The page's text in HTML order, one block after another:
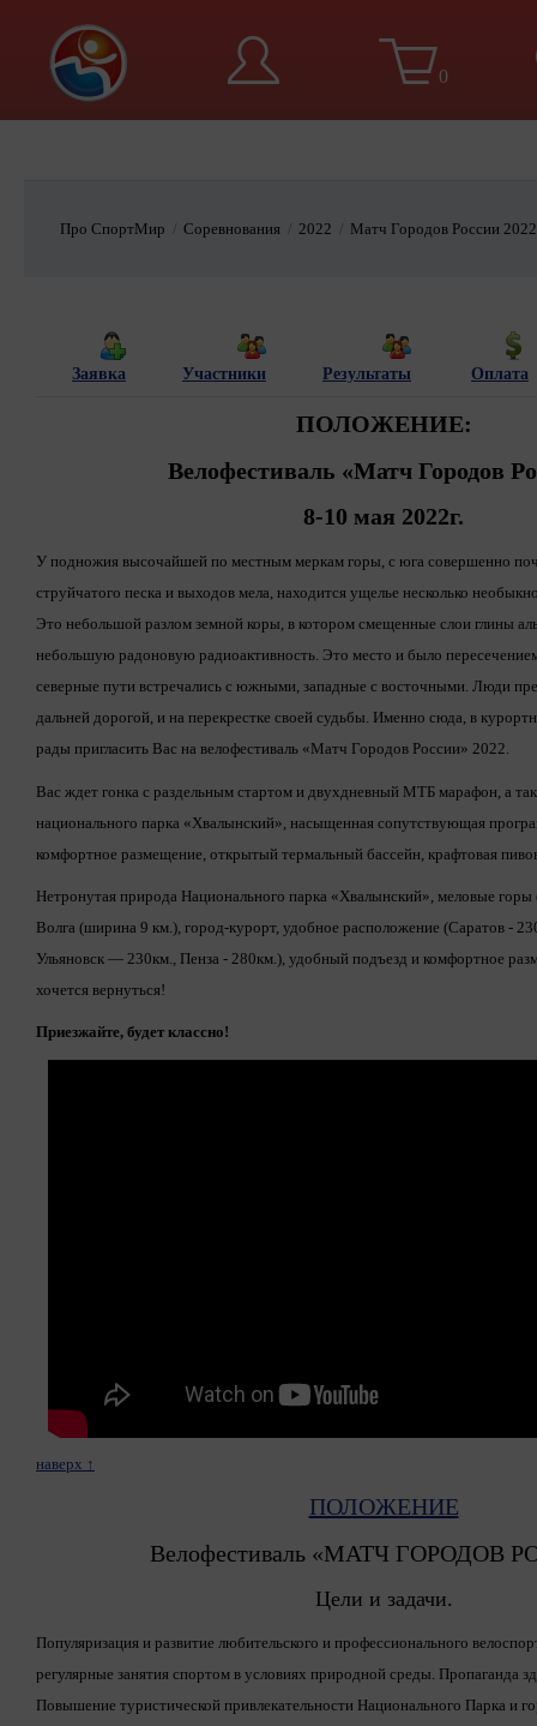
0
Про СпортМир Соревнования 2022 Матч Городов России 2022
Заявка Участники Результаты Оплата
ПОЛОЖЕНИЕ:
Велофестиваль «Матч Городов
8-10 мая 2022г.
У подножия высочайшей по местным меркам горы, с юга совершенно
струйчатого песка и выходов мела, находится ущелье несколько
Это небольшой разлом земной коры, в котором смещенные слои глины
небольшую радоновую радиоактивность. Это место и было
северные пути встречались с южными, западные с восточными. Люди
дальней дорогой, и на перекрестке своей судьбы. Именно сюда, в
рады пригласить Вас на велофестиваль «Матч Городов России» 2022.
Вас ждет гонка с раздельным стартом и двухдневный МТБ марафон, а
национального парка «Хвалынский», насыщенная сопутствующая
комфортное размещение, открытый термальный бассейн, крафтовая
Нетронутая природа Национального парка «Хвалынский», меловые
Волга (ширина 9 км.), город-курорт, удобное расположение (Саратов -
Ульяновск — 230км., Пенза - 280км.), удобный подъезд и комфортное
хочется вернуться!
Приезжайте, будет классно!
наверх ↑
ПОЛОЖЕНИЕ
Велофестиваль «МАТЧ ГОРОДОВ
Цели и задачи.
Популяризация и развитие любительского и профессионального
регулярные занятия спортом в условиях природной среды. Пропаганда
Повышение туристической привлекательности Национального Парка и